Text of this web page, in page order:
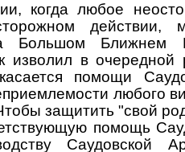
когда любое
действии,
Большом Ближнем
изволил в очередной
помощи
любого
защитить "свой
помощь
Саудовской